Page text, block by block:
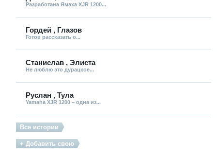
Разработана Ямаха XJR 1200...
Гордей , Глазов
Готов рассказать о...
Станислав , Элиста
Не люблю это дурацкое...
Руслан , Тула
Yamaha XJR 1200 – одна из...
Все истории
+ Добавить свою